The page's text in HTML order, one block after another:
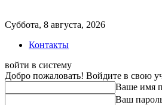
Суббота, 8 августа, 2026
Контакты
войти в систему
Добро пожаловать! Войдите в свою
Ваше имя
Ваш